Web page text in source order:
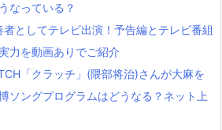
なっている？
としてテレビ出演！予告編とテレビ番組
力を動画ありでご紹介
「クラッチ」(隈部将治)さんが大麻を
ソングプログラムはどうなる？ネット上